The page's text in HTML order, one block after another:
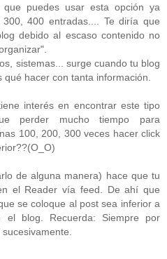
puedes usar esta opción ya
400 entradas.... Te diría que
debido al escaso contenido no
sistemas... surge cuando tu blog
hacer con tanta información.
interés en encontrar este tipo
perder mucho tiempo para
100, 200, 300 veces hacer click
de alguna manera) hace que tu
el Reader vía feed. De ahí que
se coloque al post sea inferior a
el blog. Recuerda: Siempre por